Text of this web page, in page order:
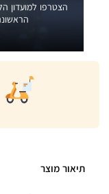
הצטרפו למועדון
|
product
page
banner
תיאור מוצר